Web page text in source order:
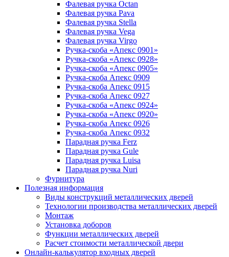
Фалевая ручка Octan
Фалевая ручка Pava
Фалевая ручка Stella
Фалевая ручка Vega
Фалевая ручка Virgo
Ручка-скоба «Апекс 0901»
Ручка-скоба «Апекс 0928»
Ручка-скоба «Апекс 0905»
Ручка-скоба Апекс 0909
Ручка-скоба Апекс 0915
Ручка-скоба Апекс 0927
Ручка-скоба «Апекс 0924»
Ручка-скоба «Апекс 0920»
Ручка-скоба Апекс 0926
Ручка-скоба Апекс 0932
Парадная ручка Ferz
Парадная ручка Gule
Парадная ручка Luisa
Парадная ручка Nuri
Фурнитура
Полезная информация
Виды конструкций металлических дверей
Технологии производства металлических дверей
Монтаж
Установка доборов
Функции металлических дверей
Расчет стоимости металлической двери
Онлайн-калькулятор входных дверей